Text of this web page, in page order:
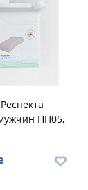
НП05,